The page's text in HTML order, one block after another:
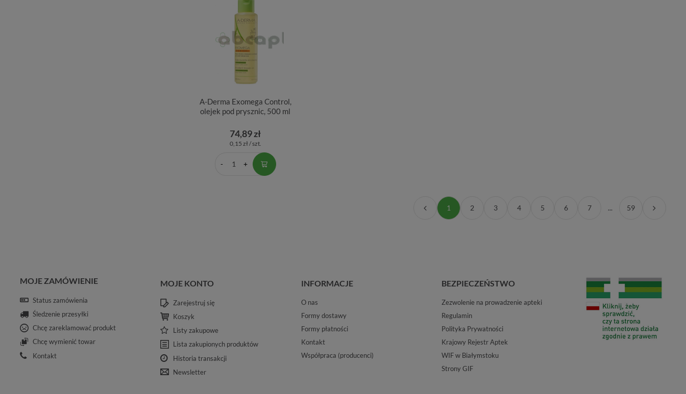
A-Derma Exomega Control,
olejek pod prysznic, 500 ml
74,89 zł
0,15 zł / szt.
1 2 3 4 5 6 7 ... 59
MOJE ZAMÓWIENIE
Status zamówienia
Śledzenie przesyłki
Chcę zareklamować produkt
Chcę wymienić towar
Kontakt
MOJE KONTO
Zarejestruj się
Koszyk
Listy zakupowe
Lista zakupionych produktów
Historia transakcji
Newsletter
INFORMACJE
O nas
Formy dostawy
Formy płatności
Kontakt
Współpraca (producenci)
BEZPIECZEŃSTWO
Zezwolenie na prowadzenie apteki
Regulamin
Polityka Prywatności
Krajowy Rejestr Aptek
WIF w Białymstoku
Strony GIF